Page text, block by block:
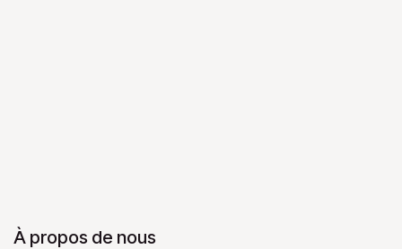
À propos de nous